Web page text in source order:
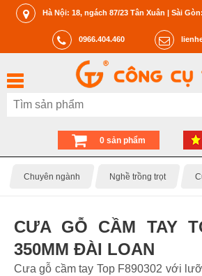
Hà Nội: 18, ngách 87/23 Tân Xuân | Sài
0966.404.460
0 sản phẩm
Chuyên ngành Nghề trồng trọt
CƯA GỖ CẦM TAY
350MM ĐÀI LOAN
Cưa gỗ cầm tay Top F890302 với